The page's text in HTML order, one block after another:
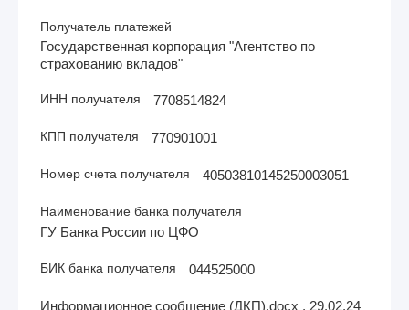
Получатель платежей
Государственная корпорация "Агентство по
страхованию вкладов"
ИНН получателя 7708514824
КПП получателя 770901001
Номер счета получателя 40503810145250003051
Наименование банка получателя
ГУ Банка России по ЦФО
БИК банка получателя 044525000
Информационное сообщение (ДКП).docx , 29.02.24